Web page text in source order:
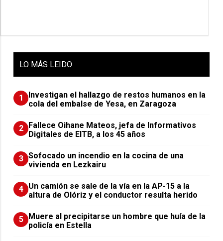
LO MÁS LEIDO
1
Investigan el hallazgo de restos humanos en la
cola del embalse de Yesa, en Zaragoza
2 Fallece Oihane Mateos, jefa de Informativos
Digitales de EITB, a los 45 años
3 Sofocado un incendio en la cocina de una
vivienda en Lezkairu
4 Un camión se sale de la vía en la AP-15 a la
altura de Olóriz y el conductor resulta herido
5 Muere al precipitarse un hombre que huía de la
policía en Estella